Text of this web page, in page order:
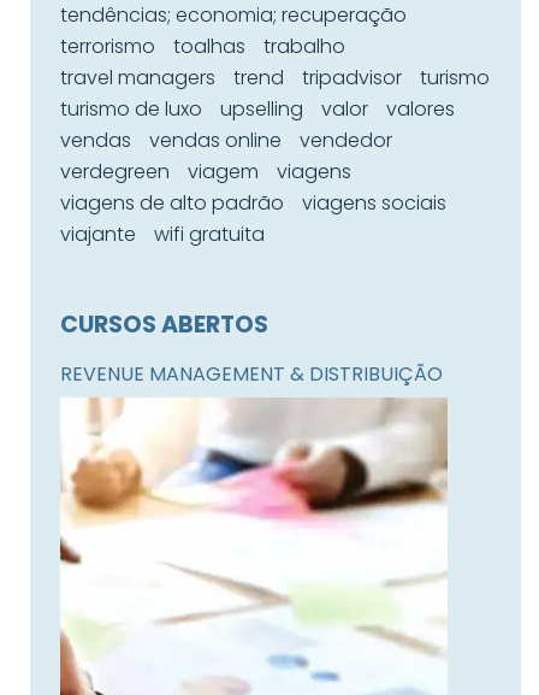
tendências; economia; recuperação
terrorismo
toalhas
trabalho
travel managers
trend tripadvisor
turismo
turismo de luxo
upselling valor
valores
vendas
vendas online
vendedor
verdegreen
viagem
viagens
viagens de alto padrão
viagens sociais
viajante
wifi gratuita
CURSOS ABERTOS
REVENUE MANAGEMENT & DISTRIBUIÇÃO